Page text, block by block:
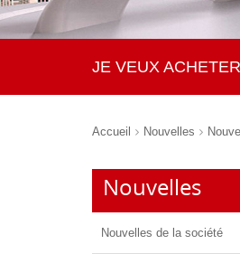
JE VEUX
Accueil Nouvelles
Nouvelles
Nouvelles de la société